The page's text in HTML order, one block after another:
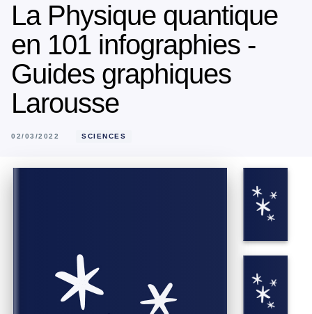
La Physique quantique
en 101 infographies -
Guides graphiques
Larousse
02/03/2022 SCIENCES